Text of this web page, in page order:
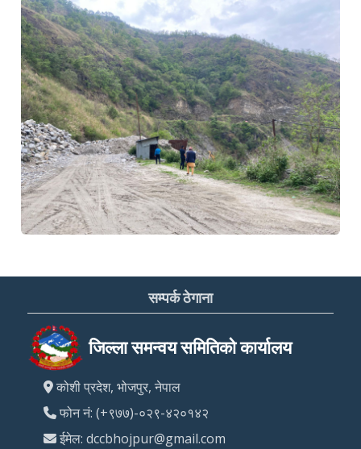
सम्पर्क ठेगाना
जिल्ला समन्वय समितिको कार्यालय
कोशी प्रदेश, भोजपुर, नेपाल
फोन नं: (+९७७)-०२९-४२०१४२
ईमेल: dccbhojpur@gmail.com